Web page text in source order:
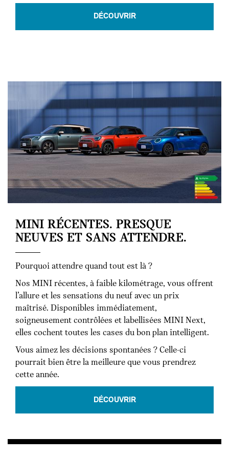
DÉCOUVRIR
MINI RÉCENTES. PRESQUE
NEUVES ET SANS ATTENDRE.
Pourquoi attendre quand tout est là ?
Nos MINI récentes, à faible kilométrage, vous offrent
l’allure et les sensations du neuf avec un prix
maîtrisé. Disponibles immédiatement,
soigneusement contrôlées et labellisées MINI Next,
elles cochent toutes les cases du bon plan intelligent.
Vous aimez les décisions spontanées ? Celle-ci
pourrait bien être la meilleure que vous prendrez
cette année.
DÉCOUVRIR